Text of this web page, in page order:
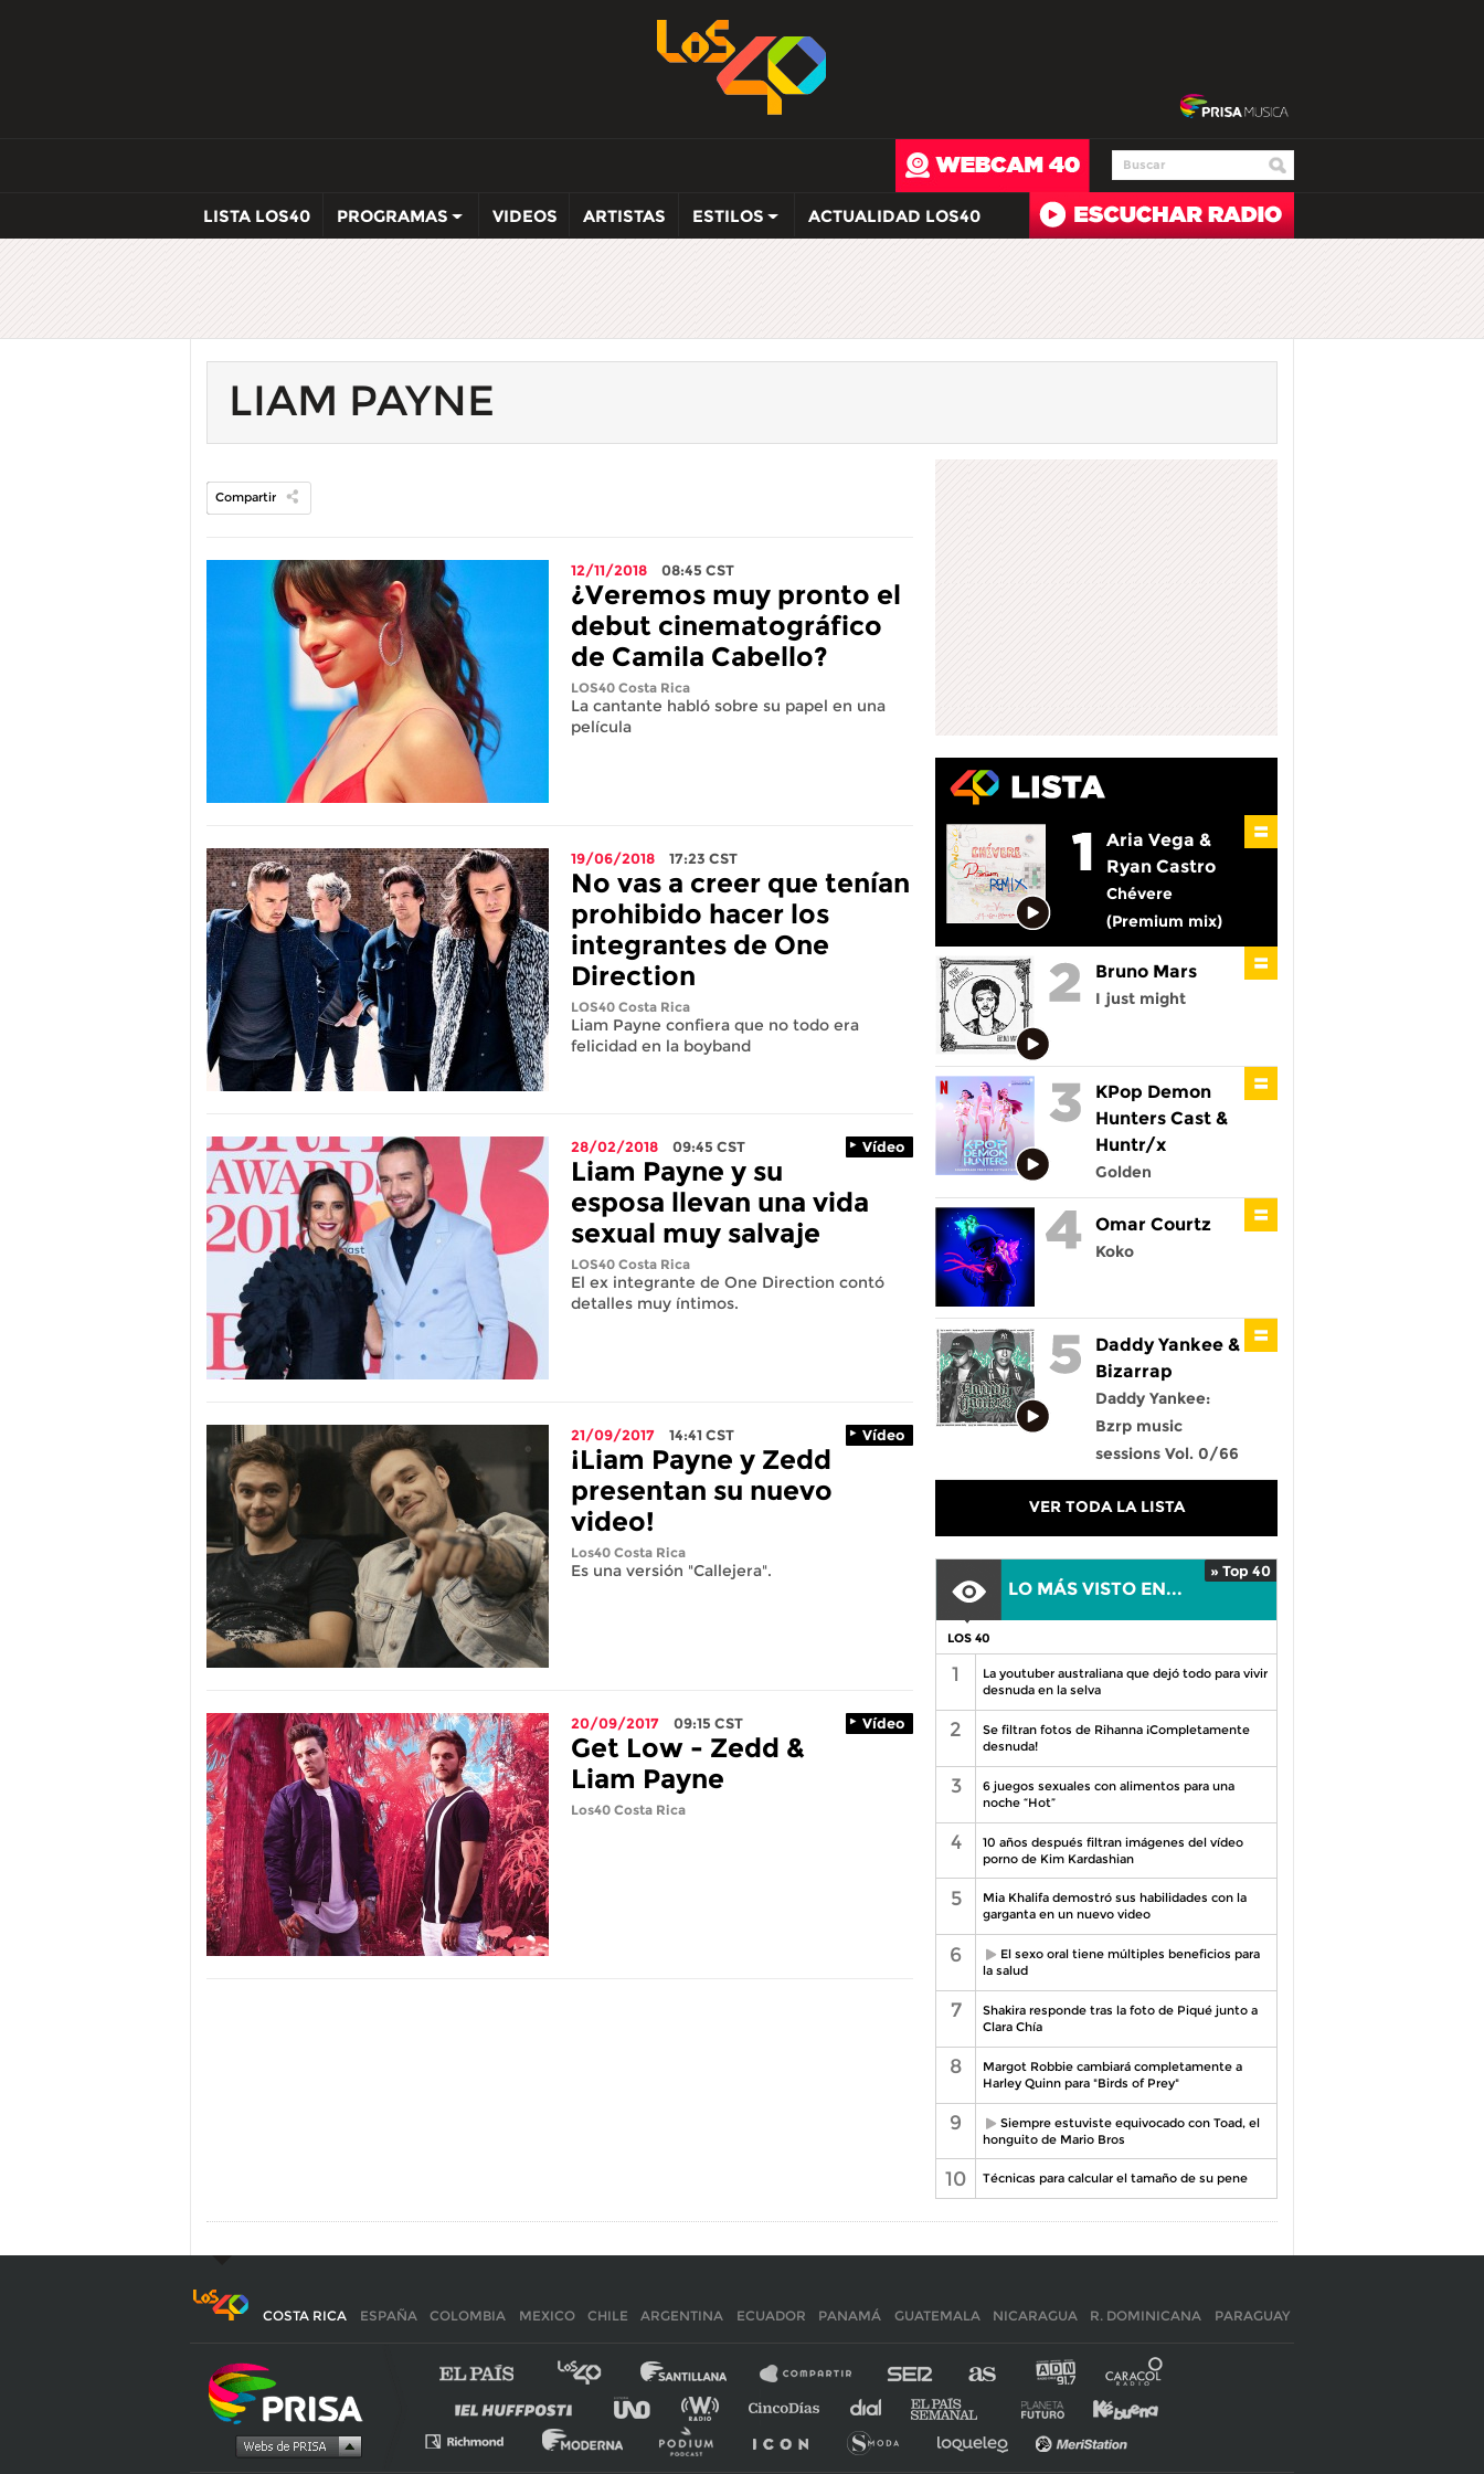
LISTA LOS40 PROGRAMAS VIDEOS ARTISTAS ESTILOS ACTUALIDAD LOS40
LIAM PAYNE
Compartir
12/11/2018 08:45 CST
¿Veremos muy pronto el
debut cinematográfico
de Camila Cabello?
LOS40 Costa Rica
La cantante habló sobre su papel en una
película
19/06/2018 17:23 CST
No vas a creer que tenían
prohibido hacer los
integrantes de One
Direction
LOS40 Costa Rica
Liam Payne confiera que no todo era
felicidad en la boyband
28/02/2018 09:45 CST Vídeo
Liam Payne y su
esposa llevan una vida
sexual muy salvaje
LOS40 Costa Rica
El ex integrante de One Direction contó
detalles muy íntimos.
21/09/2017 14:41 CST Vídeo
¡Liam Payne y Zedd
presentan su nuevo
video!
Los40 Costa Rica
Es una versión "Callejera".
20/09/2017 09:15 CST Vídeo
Get Low - Zedd &
Liam Payne
Los40 Costa Rica
Aria Vega &
Ryan Castro
Chévere
(Premium mix)
Bruno Mars
I just might
KPop Demon
Hunters Cast &
Huntr/x
Golden
Omar Courtz
Koko
Daddy Yankee &
Bizarrap
Daddy Yankee:
Bzrp music
sessions Vol. 0/66
VER TODA LA LISTA
LO MÁS VISTO EN...
» Top 40
LOS 40
1
La youtuber australiana que dejó todo para vivir
desnuda en la selva
2
Se filtran fotos de Rihanna ¡Completamente
desnuda!
3
6 juegos sexuales con alimentos para una
noche “Hot”
4
10 años después filtran imágenes del vídeo
porno de Kim Kardashian
5
Mia Khalifa demostró sus habilidades con la
garganta en un nuevo video
6
El sexo oral tiene múltiples beneficios para
la salud
7
Shakira responde tras la foto de Piqué junto a
Clara Chía
8
Margot Robbie cambiará completamente a
Harley Quinn para "Birds of Prey"
9
Siempre estuviste equivocado con Toad, el
honguito de Mario Bros
10 Técnicas para calcular el tamaño de su pene
COSTA RICA ESPAÑA COLOMBIA MEXICO CHILE ARGENTINA ECUADOR PANAMÁ GUATEMALA NICARAGUA R. DOMINICANA PARAGUAY